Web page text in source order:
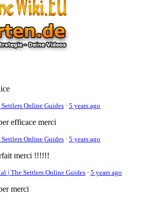
Online Guides · 5 years ago
efficace merci
Online Guides · 5 years ago
merci !!!!!!
| The Settlers Online Guides · 5 years ago
merci